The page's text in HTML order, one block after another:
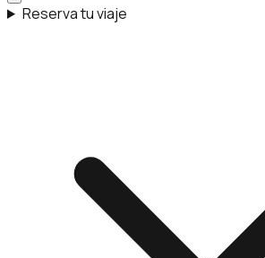
Reserva tu viaje